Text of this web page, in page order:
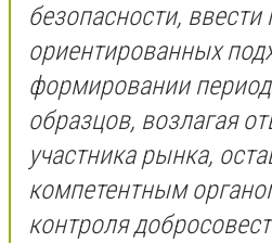
безопасности,
ориентированных
формировании
образцов, возлагая
участника рынка,
компетентным
контроля